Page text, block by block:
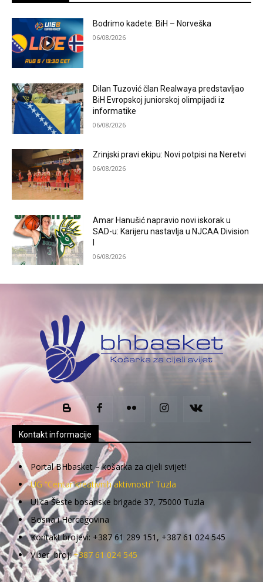
Bodrimo kadete: BiH – Norveška
06/08/2026
Dilan Tuzović član Realwaya predstavljao
BiH Evropskoj juniorskoj olimpijadi iz
informatike
06/08/2026
Zrinjski pravi ekipu: Novi potpisi na Neretvi
06/08/2026
Amar Hanušić napravio novi iskorak u
SAD-u: Karijeru nastavlja u NJCAA Division
06/08/2026
Kontakt informacije
Portal BHbasket – košarka za cijeli svijet!
UG “Centar kreativnih aktivnosti” Tuzla
Ulica Šeste bosanske brigade 37, 75000 Tuzla
Bosna i Hercegovina
Kontakt brojevi: +387 61 289 151, +387 61 024 545
Viber broj:+387 61 024 545